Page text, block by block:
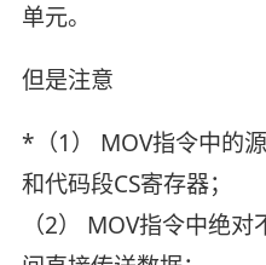
单元。
但是注意
*（1） MOV指令中的
和代码段CS寄存器；
（2） MOV指令中绝